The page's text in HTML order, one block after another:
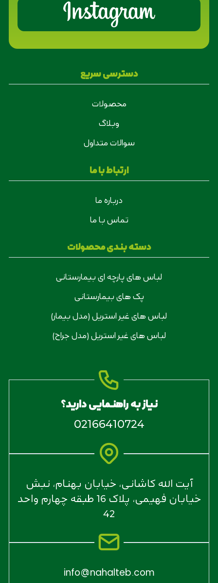
دسترسی سریع
محصولات
وبلاگ
سوالات متداول
ارتباط با ما
درباره ما
تماس با ما
دسته بندی محصولات
لباس های پارچه ای بیمارستانی
پک های بیمارستانی
لباس های غیر استریل (مدل بیمار)
لباس های غیر استریل (مدل جراح)
نیاز به راهنمایی دارید؟
02166410724
آیت الله کاشانی، خیابان بهنام، نبش
خیابان فهیمی، پلاک 16 طبقه چهارم واحد
42
info@nahalteb.com